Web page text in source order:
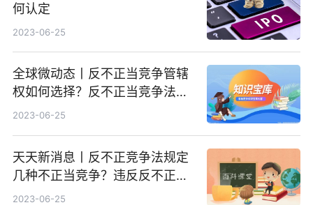
何认定
2023-06-25
全球微动态丨反不正当竞争管辖
权如何选择？反不正当竞争法的
作用有哪些？
2023-06-25
天天新消息丨反不正竞争法规定
几种不正当竞争？违反反不正当
竞争法有什么法律责任？
2023-06-25